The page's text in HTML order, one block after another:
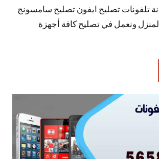
تلفونات تصليح ايفون تصليح سامسونج
ونعمل في تصليح كافة أجهزة